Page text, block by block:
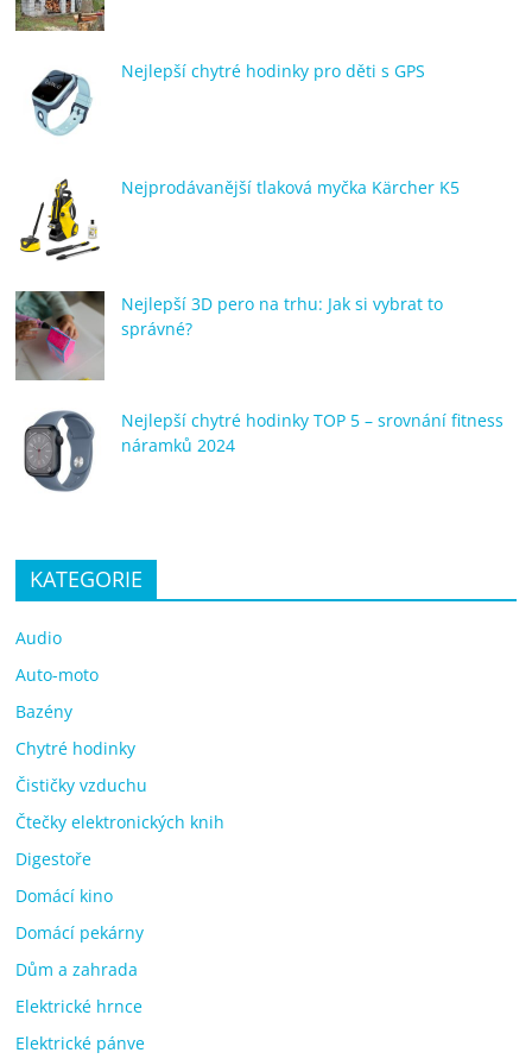
Nejlepší chytré hodinky pro děti s GPS
Nejprodávanější tlaková myčka Kärcher K5
Nejlepší 3D pero na trhu: Jak si vybrat to
správné?
Nejlepší chytré hodinky TOP 5 – srovnání fitness
náramků 2024
KATEGORIE
Audio
Auto-moto
Bazény
Chytré hodinky
Čističky vzduchu
Čtečky elektronických knih
Digestoře
Domácí kino
Domácí pekárny
Dům a zahrada
Elektrické hrnce
Elektrické pánve